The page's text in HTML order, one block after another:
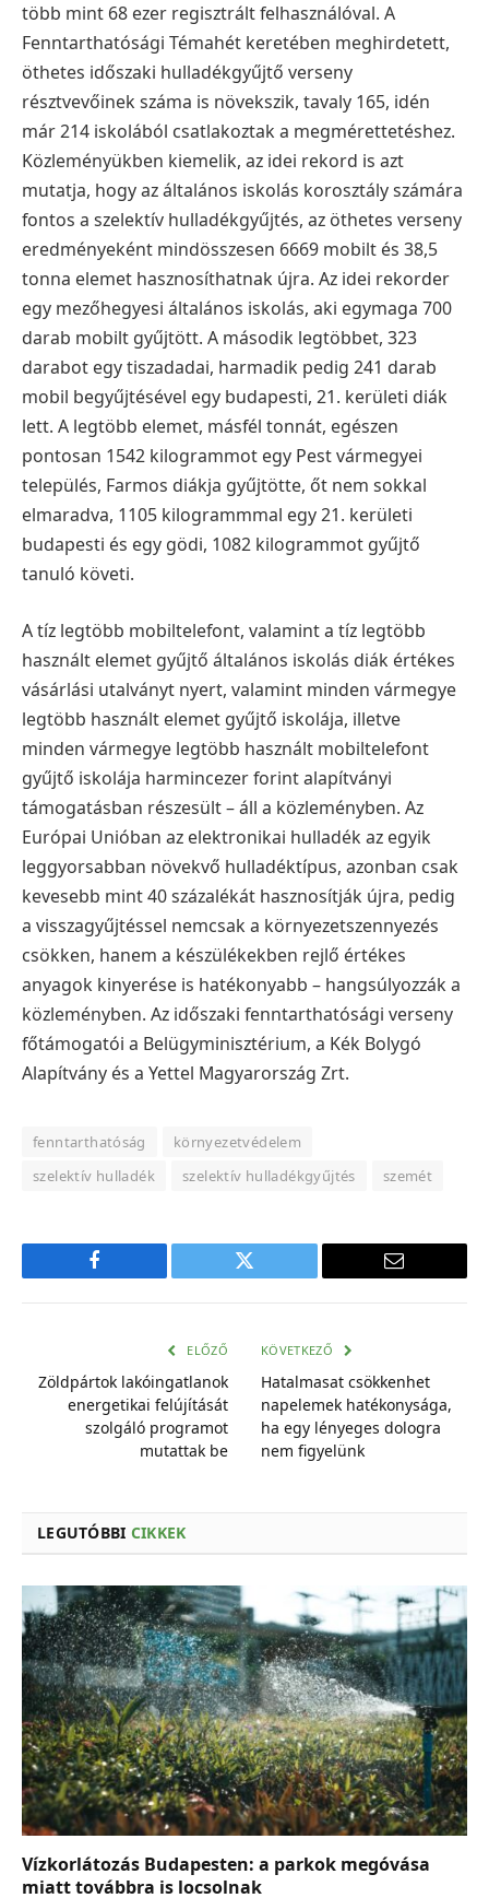
több mint 68 ezer regisztrált felhasználóval. A
Fenntarthatósági Témahét keretében meghirdetett,
öthetes időszaki hulladékgyűjtő verseny
résztvevőinek száma is növekszik, tavaly 165, idén
már 214 iskolából csatlakoztak a megmérettetéshez.
Közleményükben kiemelik, az idei rekord is azt
mutatja, hogy az általános iskolás korosztály számára
fontos a szelektív hulladékgyűjtés, az öthetes verseny
eredményeként mindösszesen 6669 mobilt és 38,5
tonna elemet hasznosíthatnak újra. Az idei rekorder
egy mezőhegyesi általános iskolás, aki egymaga 700
darab mobilt gyűjtött. A második legtöbbet, 323
darabot egy tiszadadai, harmadik pedig 241 darab
mobil begyűjtésével egy budapesti, 21. kerületi diák
lett. A legtöbb elemet, másfél tonnát, egészen
pontosan 1542 kilogrammot egy Pest vármegyei
település, Farmos diákja gyűjtötte, őt nem sokkal
elmaradva, 1105 kilogrammmal egy 21. kerületi
budapesti és egy gödi, 1082 kilogrammot gyűjtő
tanuló követi.
A tíz legtöbb mobiltelefont, valamint a tíz legtöbb
használt elemet gyűjtő általános iskolás diák értékes
vásárlási utalványt nyert, valamint minden vármegye
legtöbb használt elemet gyűjtő iskolája, illetve
minden vármegye legtöbb használt mobiltelefont
gyűjtő iskolája harmincezer forint alapítványi
támogatásban részesült – áll a közleményben. Az
Európai Unióban az elektronikai hulladék az egyik
leggyorsabban növekvő hulladéktípus, azonban csak
kevesebb mint 40 százalékát hasznosítják újra, pedig
a visszagyűjtéssel nemcsak a környezetszennyezés
csökken, hanem a készülékekben rejlő értékes
anyagok kinyerése is hatékonyabb – hangsúlyozzák a
közleményben. Az időszaki fenntarthatósági verseny
főtámogatói a Belügyminisztérium, a Kék Bolygó
Alapítvány és a Yettel Magyarország Zrt.
fenntarthatóság
környezetvédelem
szelektív hulladék
szelektív hulladékgyűjtés szemét
Facebook Twitter
E-
ELŐZŐ
Zöldpártok lakóingatlanok
energetikai felújítását
szolgáló programot
mutattak be
KÖVETKEZŐ
Hatalmasat csökkenhet
napelemek hatékonysága,
ha egy lényeges dologra
nem figyelünk
LEGUTÓBBI CIKKEK
Vízkorlátozás Budapesten: a parkok megóvása
miatt továbbra is locsolnak